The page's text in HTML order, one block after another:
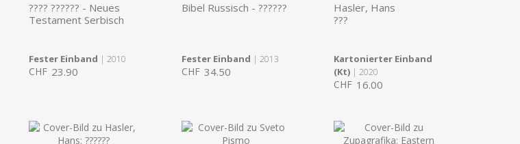
???? ?????? - Neues
Testament Serbisch
Fester Einband | 2010
CHF 23.90
Bibel Russisch - ??????
Fester Einband | 2013
CHF 34.50
Hasler, Hans
???
Kartonierter Einband
(Kt) | 2020
CHF 16.00